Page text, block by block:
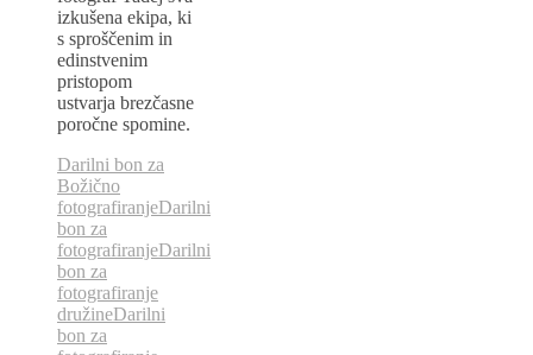
izkušena ekipa, ki
s sproščenim in
edinstvenim
pristopom
ustvarja brezčasne
poročne spomine.
Darilni bon za
Božično
fotografiranjeDarilni
bon za
fotografiranjeDarilni
bon za
fotografiranje
družineDarilni
bon za